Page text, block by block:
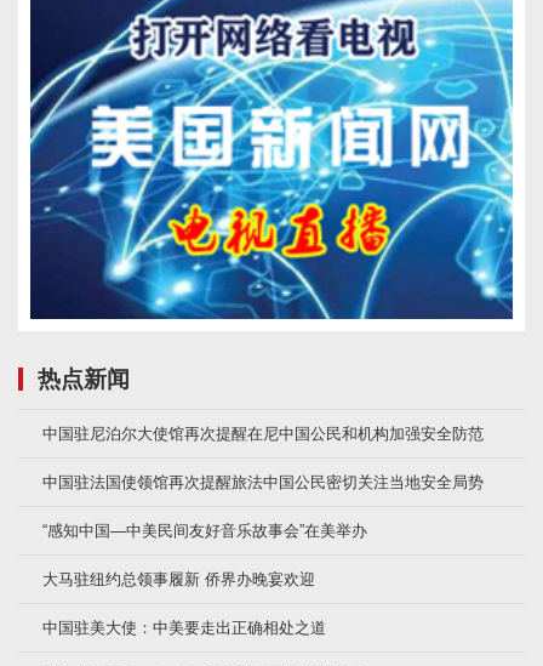
热点新闻
中国驻尼泊尔大使馆再次提醒在尼中国公民和机构加强安全防范
中国驻法国使领馆再次提醒旅法中国公民密切关注当地安全局势
“感知中国—中美民间友好音乐故事会”在美举办
大马驻纽约总领事履新 侨界办晚宴欢迎
中国驻美大使：中美要走出正确相处之道